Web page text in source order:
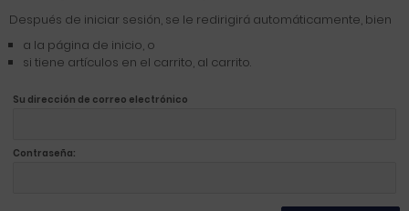
Después de iniciar sesión, se le redirigirá automáticamente, bien
a la página de inicio, o
si tiene artículos en el carrito, al carrito.
Su dirección de correo electrónico
Contraseña: